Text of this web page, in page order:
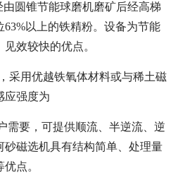
圆锥节能球磨机磨矿后经高梯
以上的铁精粉。设备为节能
效较快的优点。
采用优越铁氧体材料或与稀土磁
应强度为
需要，可提供顺流、半逆流、逆
磁选机具有结构简单、处理量
点。